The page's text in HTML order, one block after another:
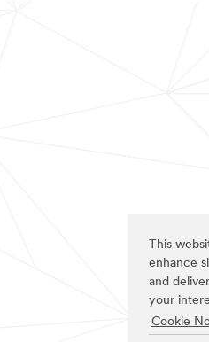
This
enhance
and
your
Cookie